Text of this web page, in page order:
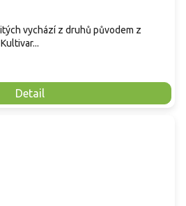
Detail
vychází z druhů původem z